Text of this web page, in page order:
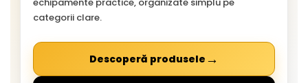
categorii clare.
Descoperă produsele →